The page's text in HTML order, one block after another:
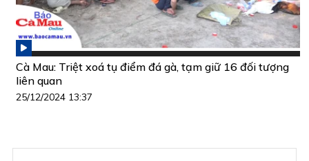
Cà Mau: Triệt xoá tụ điểm đá gà, tạm giữ 16 đối tượng
liên quan
25/12/2024 13:37